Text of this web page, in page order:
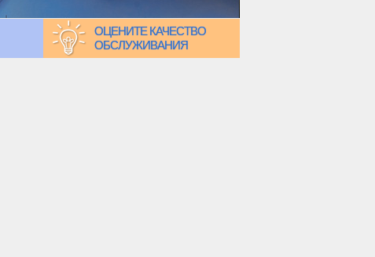
ОЦЕНИТЕ КАЧЕСТВО
ОБСЛУЖИВАНИЯ